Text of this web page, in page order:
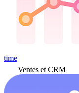
time
Ventes et CRM